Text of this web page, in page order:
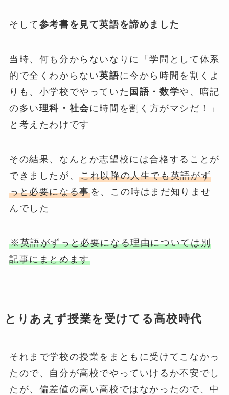
そして 参考書を見て英語を諦めました
当時、何も分からないなりに「学問として体系
的で全くわからない英語に今から時間を割くよ
りも、小学校でやっていた 国語・数学や、暗記
の多い理科・社会に時間を割く方がマシだ！」
と考えたわけです
その結果、なんとか志望校には合格することが
できましたが、これ以降の人生でも英語がず
っと必要になる事を、この時はまだ知りませ
んでした
※英語がずっと必要になる理由については別
記事にまとめます
とりあえず授業を受けてる高校時代
それまで学校の授業をまともに受けてこなかっ
たので、自分が高校でやっていけるか不安でし
たが、偏差値の高い高校ではなかったので、中